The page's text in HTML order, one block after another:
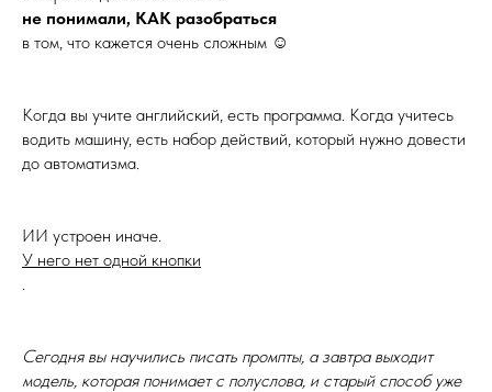
не понимали, КАК разобраться
в том, что кажется очень сложным ☺️
Когда вы учите английский, есть программа. Когда учитесь
водить машину, есть набор действий, который нужно довести
до автоматизма.
ИИ устроен иначе.
У него нет одной кнопки
Сегодня вы научились писать промпты, а завтра выходит
модель, которая понимает с полуслова, и старый способ уже